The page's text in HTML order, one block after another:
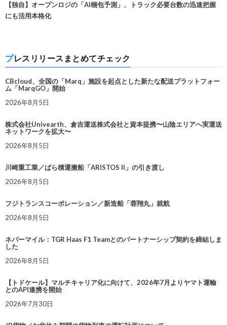
【独自】オープンロジの「AI梱包予測」、トラック必要台数の迅速把握
にも活用本格化
プレスリリースまとめてチェック
CBcloud、全国の「Marq」施設を起点とした新たな配送プラットフォー
ム「MarqGO」開始
2026年8月5日
株式会社Univearth、倉吉運送株式会社と資本提携〜山陰エリアへ実運送
ネットワークを拡大〜
2026年8月5日
川崎重工業／ばら積運搬船「ARISTOS II」の引き渡し
2026年8月5日
フジトランスコーポレーション／新造船「蓉翔丸」就航
2026年8月5日
ネバーマイル：TGR Haas F1 Teamとのパートナーシップ契約を締結しま
した
2026年8月5日
【トドケール】マルチキャリア化に向けて、2026年7月よりヤマト運輸
とのAPI連携を開始
2026年7月30日